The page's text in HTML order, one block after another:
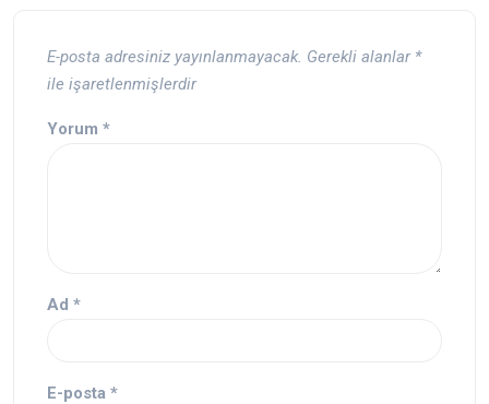
E-posta adresiniz yayınlanmayacak. Gerekli alanlar *
ile işaretlenmişlerdir
Yorum *
Ad *
E-posta *